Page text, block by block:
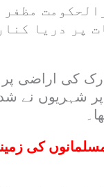
پر دریا
کی اراضی
نے
کی